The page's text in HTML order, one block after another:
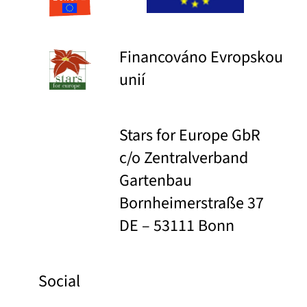
Financováno Evropskou
unií
Stars for Europe GbR
c/o Zentralverband
Gartenbau
Bornheimerstraße 37
DE – 53111 Bonn
Social